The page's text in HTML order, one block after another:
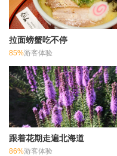
拉面螃蟹吃不停
85%游客体验
跟着花期走遍北海道
86%游客体验